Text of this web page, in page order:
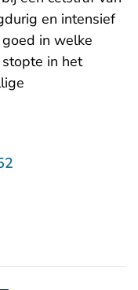
en intensief
in welke
in het